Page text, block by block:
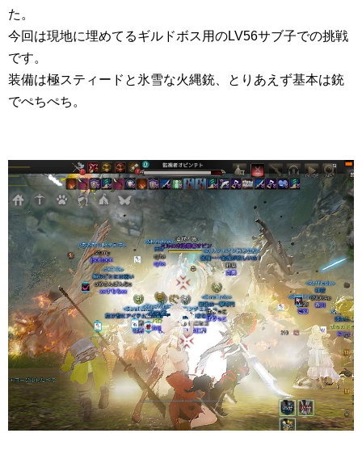
た。
今回は現地に埋めてるギルドボス用のLV56サブ子での挑戦
です。
装備は極スティードと氷雪な火縄銃、とりあえず基本は銃
でぺちぺち。